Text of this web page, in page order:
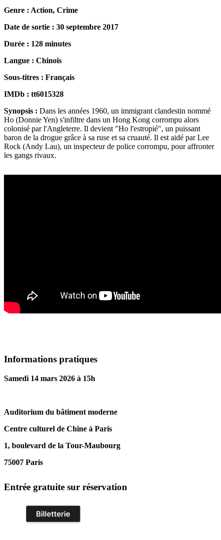
Genre : Action, Crime
Date de sortie : 30 septembre 2017
Durée : 128 minutes
Langue : Chinois
Sous-titres : Français
IMDb : tt6015328
Synopsis : Dans les années 1960, un immigrant clandestin nommé
Ho (Donnie Yen) s'infiltre dans un Hong Kong corrompu alors
colonisé par l'Angleterre. Il devient "Ho l'estropié", un puissant
baron de la drogue grâce à sa ruse et sa cruauté. Il est aidé par Lee
Rock (Andy Lau), un inspecteur de police corrompu, pour affronter
les gangs rivaux.
Informations pratiques
Samedi 14 mars 2026 à 15h
Auditorium du bâtiment moderne
Centre culturel de Chine à Paris
1, boulevard de la Tour-Maubourg
75007 Paris
Entrée gratuite sur réservation